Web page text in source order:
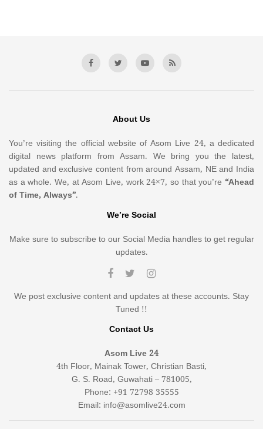
About Us
You’re visiting the official website of Asom Live 24, a dedicated
digital news platform from Assam. We bring you the latest,
updated and exclusive content from around Assam, NE and India
as a whole. We, at Asom Live, work 24×7, so that you’re “Ahead
of Time, Always”.
We’re Social
Make sure to subscribe to our Social Media handles to get regular
updates.
We post exclusive content and updates at these accounts. Stay
Tuned !!
Contact Us
Asom Live 24
4th Floor, Mainak Tower, Christian Basti,
G. S. Road, Guwahati – 781005,
Phone: +91 72798 35555
Email: info@asomlive24.com